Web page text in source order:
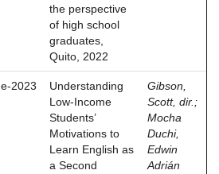
the perspective
of high school
graduates,
Quito, 2022
2023
Understanding
Low-Income
Students’
Motivations to
Learn English as
a Second
Gibson,
Scott, dir. ;
Mocha
Duchi,
Edwin
Adrián